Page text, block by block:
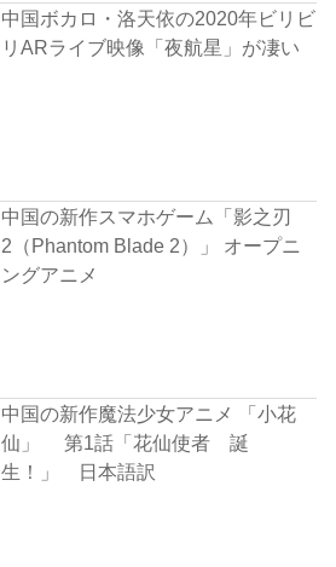
中国ボカロ・洛天依の2020年ビリビ
リARライブ映像「夜航星」が凄い
中国の新作スマホゲーム「影之刃
2（Phantom Blade 2）」 オープニ
ングアニメ
中国の新作魔法少女アニメ 「小花
仙」 第1話「花仙使者 誕
生！」 日本語訳